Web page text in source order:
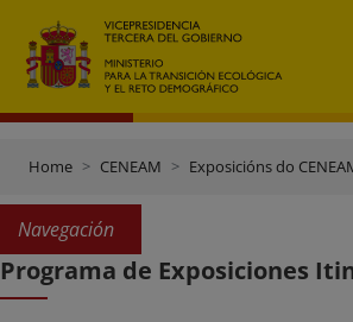
Home CENEAM Exposicións do
Navegación
Programa de Exposiciones